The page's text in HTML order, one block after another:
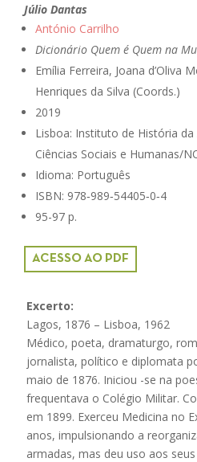
Júlio Dantas
António Carrilho
Dicionário Quem é Quem na
Emília Ferreira, Joana d’Oliva
Henriques da Silva (Coords.)
2019
Lisboa: Instituto de História da
Ciências Sociais e Humanas/
Idioma: Português
ISBN: 978‑989‑54405‑0‑4
95-97 p.
ACESSO AO PDF
Excerto:
Lagos, 1876 – Lisboa, 1962
Médico, poeta, dramaturgo,
jornalista, político e diplomata
maio de 1876. Iniciou -se na
frequentava o Colégio Militar.
em 1899. Exerceu Medicina no
anos, impulsionando a
armadas, mas deu uso aos